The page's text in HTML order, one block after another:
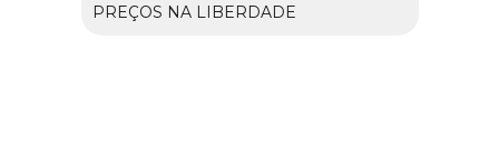
PREÇOS NA LIBERDADE